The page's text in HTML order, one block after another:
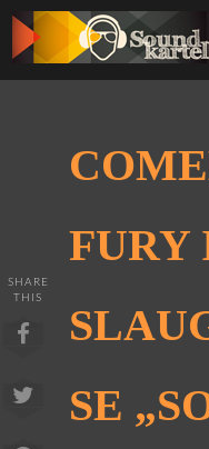
FURY
SE
SHARE
THIS